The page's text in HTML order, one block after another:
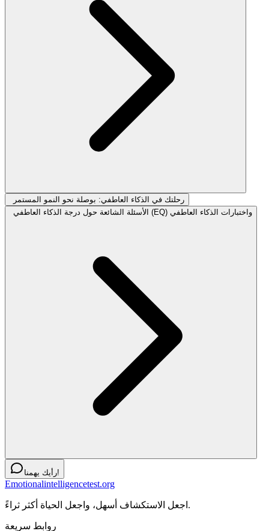
رحلتك في الذكاء العاطفي: بوصلة نحو النمو المستمر
الأسئلة الشائعة حول درجة الذكاء العاطفي (EQ) واختبارات الذكاء العاطفي
رأيك يهمنا!
Emotionalintelligencetest.org
اجعل الاستكشاف أسهل، واجعل الحياة أكثر ثراءً.
روابط سريعة